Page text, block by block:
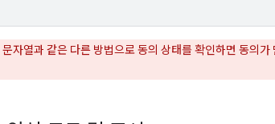
자열과 같은 다른 방법으로 동의 상태를 확인하면 동의가